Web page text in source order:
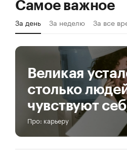
Самое важное
За день За неделю За все
Великая
столько
чувствуют
Про: карьеру